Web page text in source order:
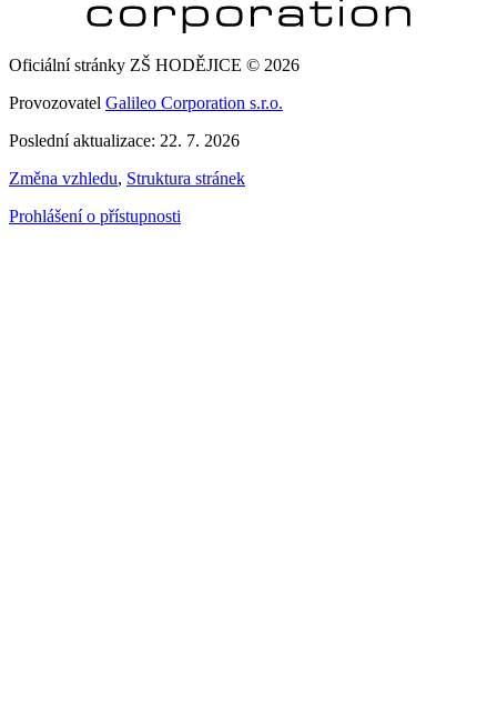
Oficiální stránky ZŠ HODĚJICE © 2026
Provozovatel Galileo Corporation s.r.o.
Poslední aktualizace: 22. 7. 2026
Změna vzhledu, Struktura stránek
Prohlášení o přístupnosti